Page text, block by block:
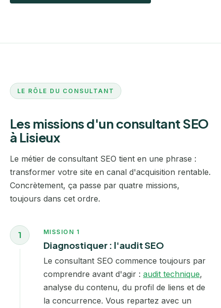
LE RÔLE DU CONSULTANT
Les missions d'un consultant SEO
à Lisieux
Le métier de consultant SEO tient en une phrase :
transformer votre site en canal d'acquisition rentable.
Concrètement, ça passe par quatre missions,
toujours dans cet ordre.
1 MISSION 1
Diagnostiquer : l'audit SEO
Le consultant SEO commence toujours par
comprendre avant d'agir : audit technique,
analyse du contenu, du profil de liens et de
la concurrence. Vous repartez avec un